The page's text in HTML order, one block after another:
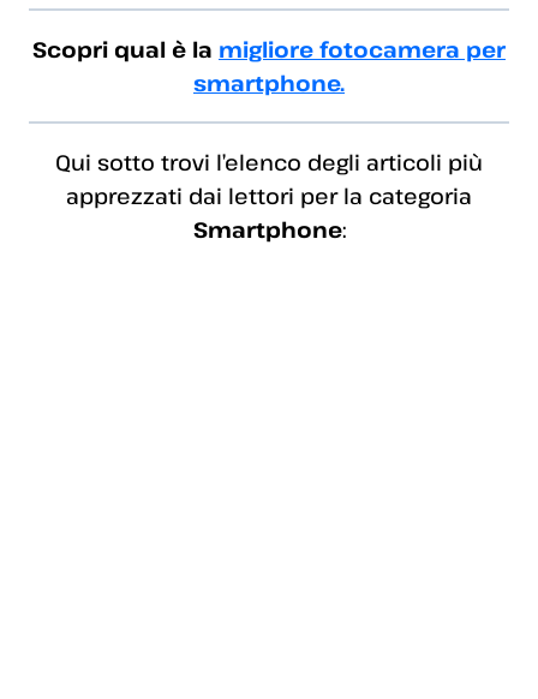
Scopri qual è la migliore fotocamera per
smartphone.
Qui sotto trovi l’elenco degli articoli più
apprezzati dai lettori per la categoria
Smartphone: